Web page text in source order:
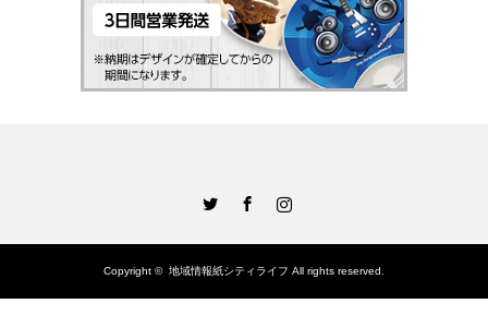
Copyright © 地域情報紙シティライフ All rights reserved.